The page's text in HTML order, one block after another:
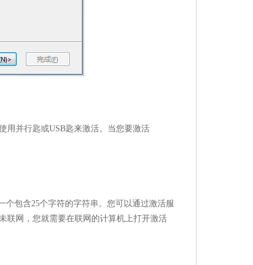
用并行匙或USB匙来激活。当您要激活
个包含25个字符的字符串。您可以通过激活服
联网，您就需要在联网的计算机上打开激活